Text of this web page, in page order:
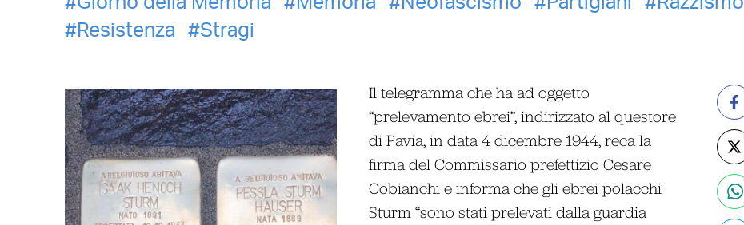
Resistenza
Stragi
Il telegramma che ha ad oggetto
“prelevamento ebrei”, indirizzato al questore
di Pavia, in data 4 dicembre 1944, reca la
firma del Commissario prefettizio Cesare
Cobianchi e informa che gli ebrei polacchi
Sturm “sono stati prelevati dalla guardia